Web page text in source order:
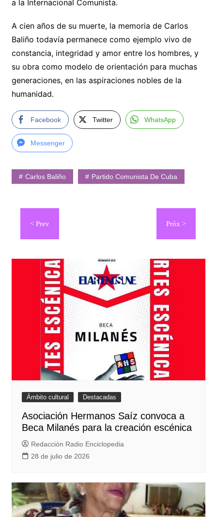
a la Internacional Comunista.
A cien años de su muerte, la memoria de Carlos
Baliño todavía permanece como ejemplo vivo de
constancia, integridad y amor entre los hombres, y
su obra como modelo de orientación para muchas
generaciones, en las aspiraciones nobles de la
humanidad.
Facebook Twitter WhatsApp
Messenger
Carlos Baliño Partido Comunista De Cuba
Navegación
entradas
Ámbito cultural Destacadas
Asociación Hermanos Saíz convoca a
Beca Milanés para la creación escénica
Redacción Radio Enciclopedia
28 de julio de 2026